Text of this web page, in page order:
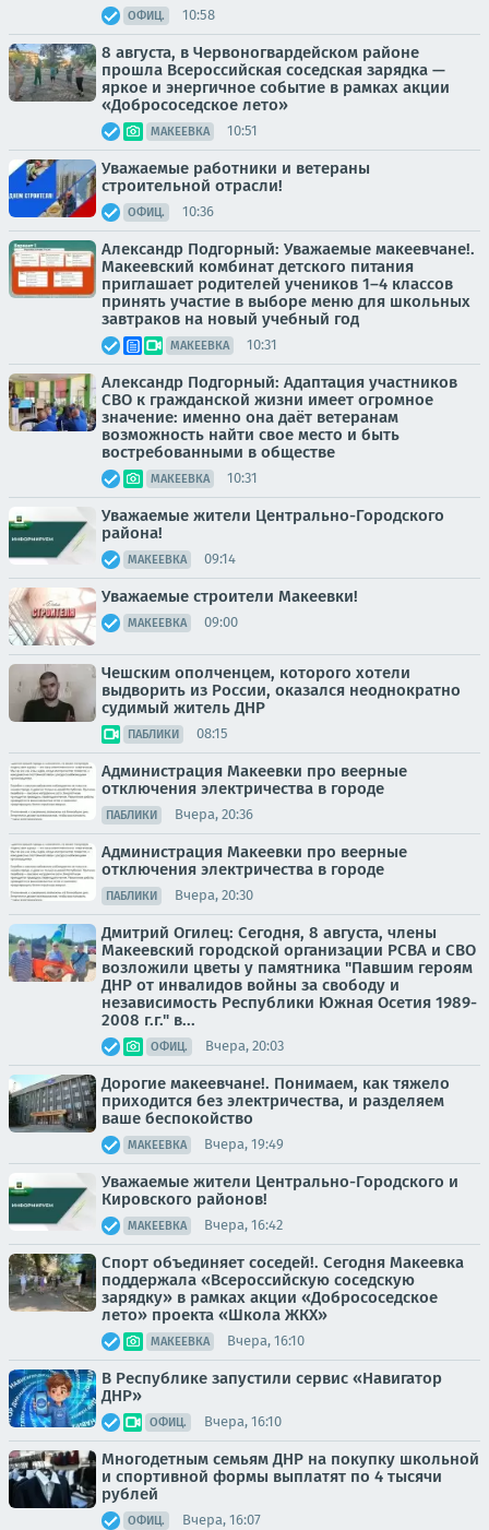
ОФИЦ. 10:58
8 августа, в Червоногвардейском районе
прошла Всероссийская соседская зарядка —
яркое и энергичное событие в рамках акции
«Добрососедское лето»
МАКЕЕВКА 10:51
Уважаемые работники и ветераны
строительной отрасли!
ОФИЦ. 10:36
Александр Подгорный: Уважаемые макеевчане!.
Макеевский комбинат детского питания
приглашает родителей учеников 1–4 классов
принять участие в выборе меню для школьных
завтраков на новый учебный год
МАКЕЕВКА 10:31
Александр Подгорный: Адаптация участников
СВО к гражданской жизни имеет огромное
значение: именно она даёт ветеранам
возможность найти свое место и быть
востребованными в обществе
МАКЕЕВКА 10:31
Уважаемые жители Центрально-Городского
района!
МАКЕЕВКА 09:14
Уважаемые строители Макеевки!
МАКЕЕВКА 09:00
Чешским ополченцем, которого хотели
выдворить из России, оказался неоднократно
судимый житель ДНР
ПАБЛИКИ 08:15
Администрация Макеевки про веерные
отключения электричества в городе
ПАБЛИКИ Вчера, 20:36
Администрация Макеевки про веерные
отключения электричества в городе
ПАБЛИКИ Вчера, 20:30
Дмитрий Огилец: Сегодня, 8 августа, члены
Макеевский городской организации РСВА и СВО
возложили цветы у памятника "Павшим героям
ДНР от инвалидов войны за свободу и
независимость Республики Южная Осетия 1989-
2008 г.г." в...
ОФИЦ. Вчера, 20:03
Дорогие макеевчане!. Понимаем, как тяжело
приходится без электричества, и разделяем
ваше беспокойство
МАКЕЕВКА Вчера, 19:49
Уважаемые жители Центрально-Городского и
Кировского районов!
МАКЕЕВКА Вчера, 16:42
Спорт объединяет соседей!. Сегодня Макеевка
поддержала «Всероссийскую соседскую
зарядку» в рамках акции «Добрососедское
лето» проекта «Школа ЖКХ»
МАКЕЕВКА Вчера, 16:10
В Республике запустили сервис «Навигатор
ДНР»
ОФИЦ. Вчера, 16:10
Многодетным семьям ДНР на покупку школьной
и спортивной формы выплатят по 4 тысячи
рублей
ОФИЦ. Вчера, 16:07